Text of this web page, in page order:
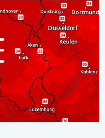
Tot maximaal 35